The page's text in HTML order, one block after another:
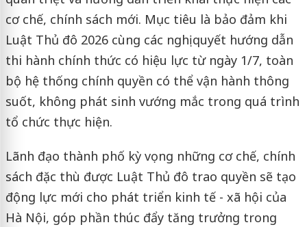
cơ chế, chính sách mới. Mục tiêu là bảo đảm khi
Luật Thủ đô 2026 cùng các nghị quyết hướng dẫn
thi hành chính thức có hiệu lực từ ngày 1/7, toàn
bộ hệ thống chính quyền có thể vận hành thông
suốt, không phát sinh vướng mắc trong quá trình
tổ chức thực hiện.
Lãnh đạo thành phố kỳ vọng những cơ chế, chính
sách đặc thù được Luật Thủ đô trao quyền sẽ tạo
động lực mới cho phát triển kinh tế - xã hội của
Hà Nội, góp phần thúc đẩy tăng trưởng trong